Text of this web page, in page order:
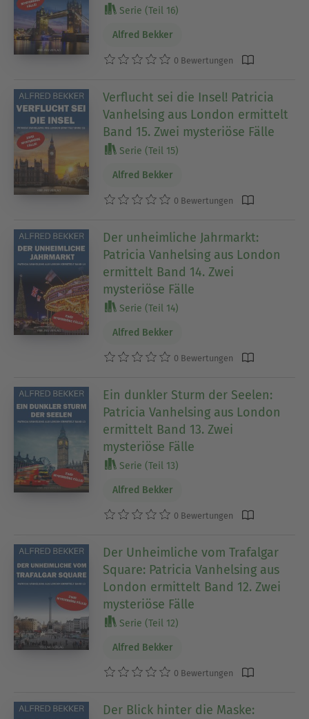
Serie (Teil 16)
Alfred Bekker
0 Bewertungen
Verflucht sei die Insel! Patricia
Vanhelsing aus London ermittelt
Band 15. Zwei mysteriöse Fälle
Serie (Teil 15)
Alfred Bekker
0 Bewertungen
Der unheimliche Jahrmarkt:
Patricia Vanhelsing aus London
ermittelt Band 14. Zwei
mysteriöse Fälle
Serie (Teil 14)
Alfred Bekker
0 Bewertungen
Ein dunkler Sturm der Seelen:
Patricia Vanhelsing aus London
ermittelt Band 13. Zwei
mysteriöse Fälle
Serie (Teil 13)
Alfred Bekker
0 Bewertungen
Der Unheimliche vom Trafalgar
Square: Patricia Vanhelsing aus
London ermittelt Band 12. Zwei
mysteriöse Fälle
Serie (Teil 12)
Alfred Bekker
0 Bewertungen
Der Blick hinter die Maske: